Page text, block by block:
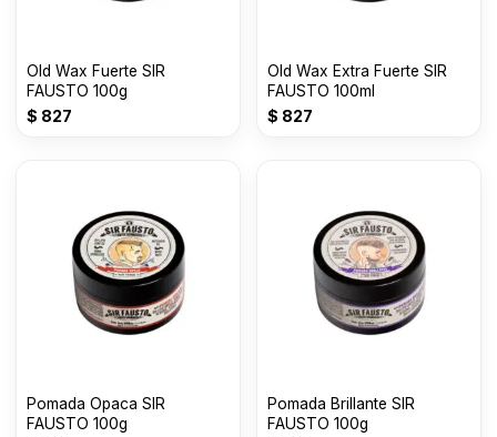
Old Wax Fuerte SIR
FAUSTO 100g
$ 827
Old Wax Extra Fuerte SIR
FAUSTO 100ml
$ 827
Pomada Opaca SIR
FAUSTO 100g
Pomada Brillante SIR
FAUSTO 100g